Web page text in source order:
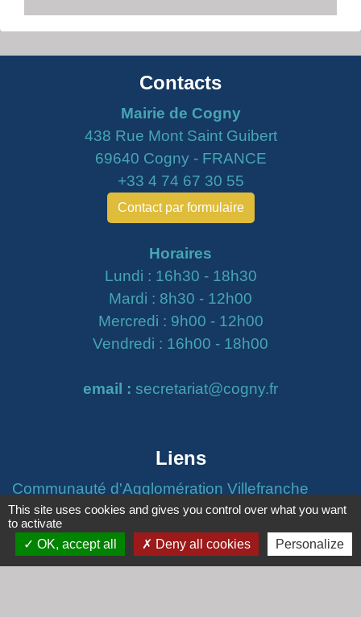
Contacts
Mairie de Cogny
438 Rue Mont Saint Guibert
69640 Cogny - FRANCE
+33 4 74 67 30 55
Contact par formulaire
Horaires
Lundi : 16h30 - 18h30
Mardi : 8h30 - 12h00
Mercredi : 9h00 - 12h00
Vendredi : 16h00 - 18h00
email : secretariat@cogny.fr
Liens
Communauté d'Agglomération Villefranche
Beaujolais Saône
Commune de Denicé
Jumelage
This site uses cookies and gives you control over what you want
to activate
OK, accept all
Deny all cookies Personalize